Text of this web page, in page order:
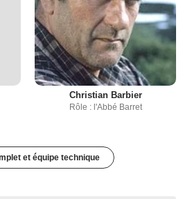
Christian Barbier
Rôle : l'Abbé Barret
et équipe technique